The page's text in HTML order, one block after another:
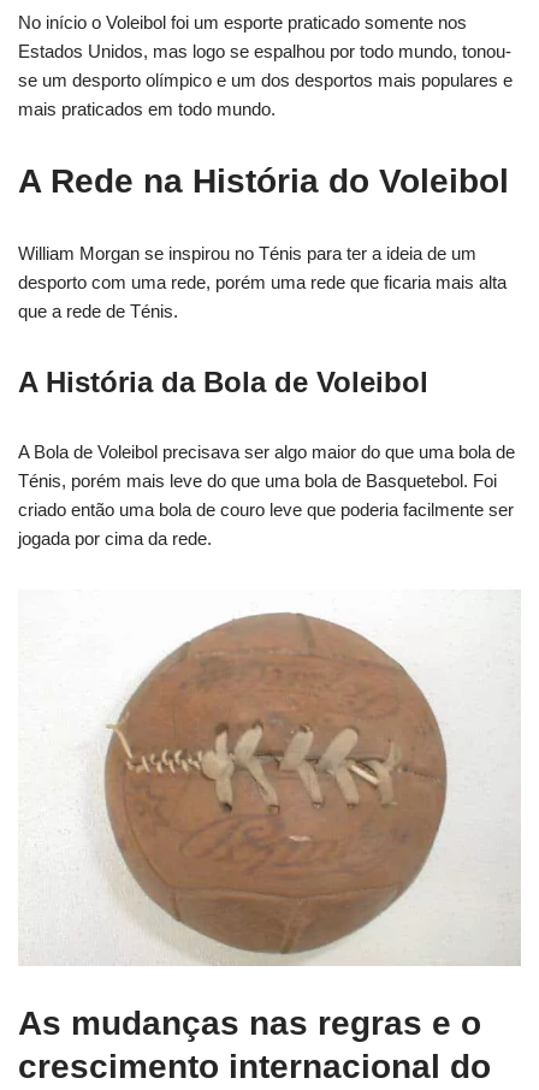
No início o Voleibol foi um esporte praticado somente nos
Estados Unidos, mas logo se espalhou por todo mundo, tonou-
se um desporto olímpico e um dos desportos mais populares e
mais praticados em todo mundo.
A Rede na História do Voleibol
William Morgan se inspirou no Ténis para ter a ideia de um
desporto com uma rede, porém uma rede que ficaria mais alta
que a rede de Ténis.
A História da Bola de Voleibol
A Bola de Voleibol precisava ser algo maior do que uma bola de
Ténis, porém mais leve do que uma bola de Basquetebol. Foi
criado então uma bola de couro leve que poderia facilmente ser
jogada por cima da rede.
As mudanças nas regras e o
crescimento internacional do